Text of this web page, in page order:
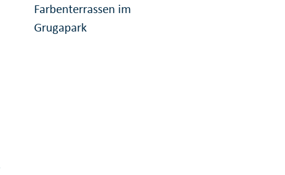
Farbenterrassen im
Grugapark